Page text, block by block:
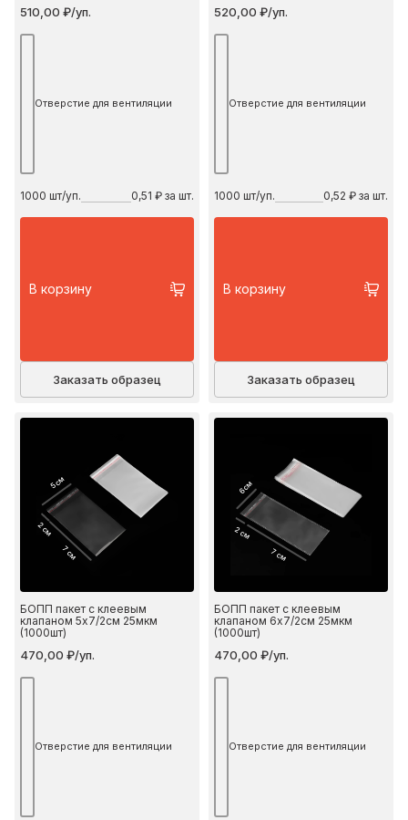
510,00 ₽/уп.
Отверстие для вентиляции
1000 шт/уп. 0,51 ₽ за шт.
В корзину
Заказать образец
520,00 ₽/уп.
Отверстие для вентиляции
1000 шт/уп. 0,52 ₽ за шт.
В корзину
Заказать образец
5 см
2 см
7 см
БОПП пакет с клеевым
клапаном 5х7/2см 25мкм
(1000шт)
470,00 ₽/уп.
Отверстие для вентиляции
6 см
2 см
7 см
БОПП пакет с клеевым
клапаном 6х7/2см 25мкм
(1000шт)
470,00 ₽/уп.
Отверстие для вентиляции